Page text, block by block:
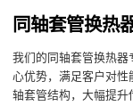
同轴套管换热
我们的同轴套管换热
心优势，满足客户对性
轴套管结构，大幅提